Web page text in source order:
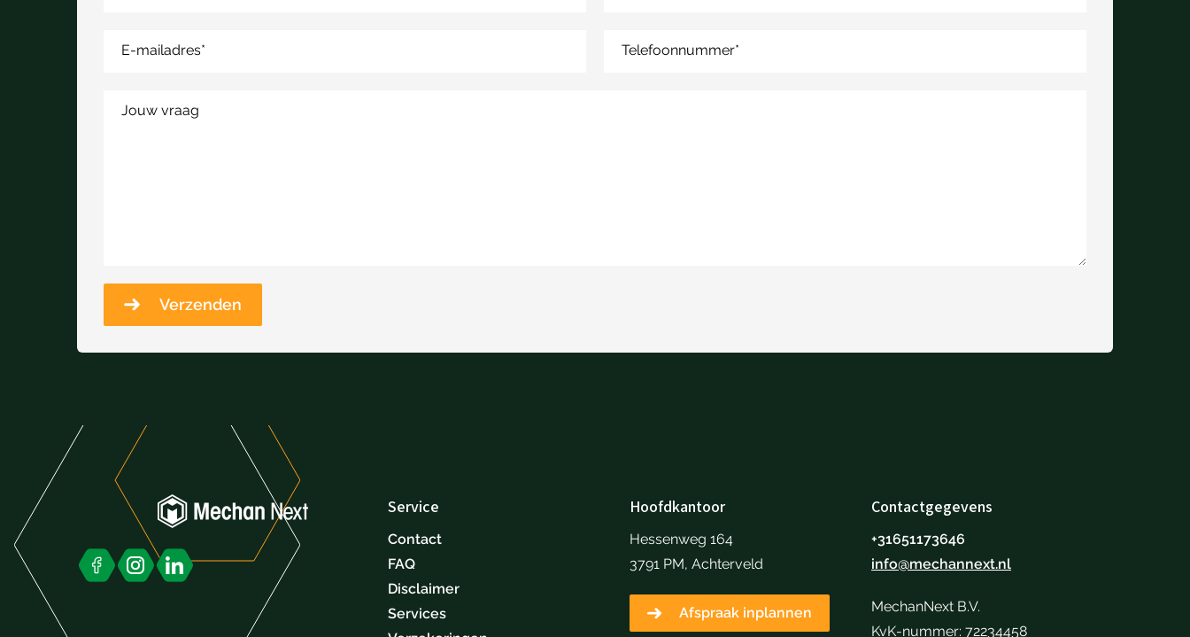
E-mailadres* Telefoonnummer*
Jouw vraag
Verzenden
Service
Contact
FAQ
Disclaimer
Services
Hoofdkantoor
Hessenweg 164
3791 PM, Achterveld
Afspraak inplannen
Contactgegevens
+31651173646
info@mechannext.nl
MechanNext B.V.
KvK-nummer: 72234458